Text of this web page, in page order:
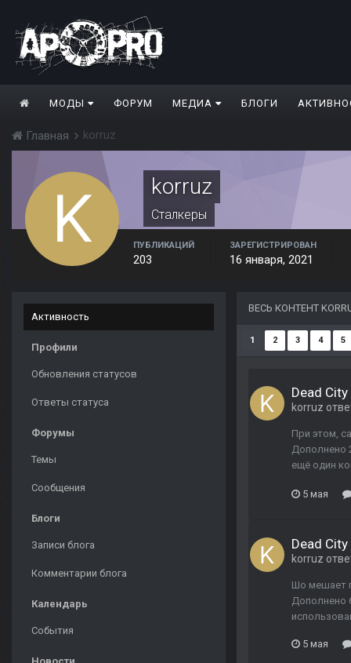
МОДЫ ФОРУМ МЕДИА БЛОГИ
Главная korruz
korruz
Сталкеры
ПУБЛИКАЦИЙ
203
ЗАРЕГИСТРИРОВАН
16 января, 2021
Активность
Профили
Обновления статусов
Ответы статуса
Форумы
Темы
Сообщения
Блоги
Записи блога
Комментарии блога
Календарь
События
ВЕСЬ КОНТЕНТ
1 2 3 4 5
Dead City
korruz
При этом,
Дополнено
ещё один
5 мая
Dead City
korruz
Шо мешает
Дополнено
5 мая